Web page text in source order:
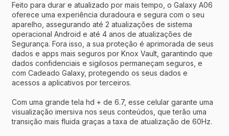
Feito para durar e atualizado por mais tempo, o Galaxy A06
oferece uma experiência duradoura e segura com o seu
aparelho, assegurando até 2 atualizações de sistema
operacional Android e até 4 anos de atualizações de
Segurança. Fora isso, a sua proteção é aprimorada de seus
dados e apps mais seguros por Knox Vault, garantindo que
dados confidenciais e sigilosos permaneçam seguros, e
com Cadeado Galaxy, protegendo os seus dados e
acessos a aplicativos por terceiros.
Com uma grande tela hd + de 6.7, esse celular garante uma
visualização imersiva nos seus conteúdos, que terão uma
transição mais fluida graças a taxa de atualização de 60Hz.